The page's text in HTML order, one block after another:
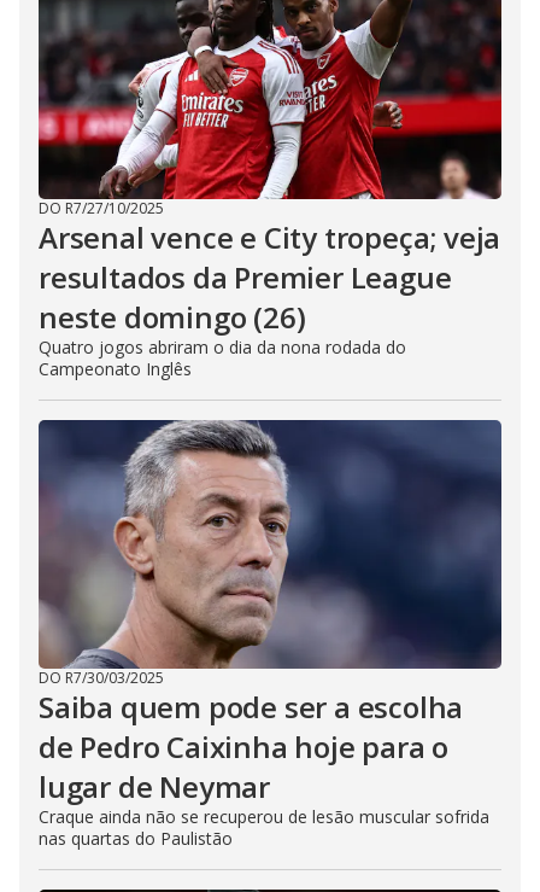
DO R7/27/10/2025
Arsenal vence e City tropeça; veja
resultados da Premier League
neste domingo (26)
Quatro jogos abriram o dia da nona rodada do
Campeonato Inglês
DO R7/30/03/2025
Saiba quem pode ser a escolha
de Pedro Caixinha hoje para o
lugar de Neymar
Craque ainda não se recuperou de lesão muscular sofrida
nas quartas do Paulistão